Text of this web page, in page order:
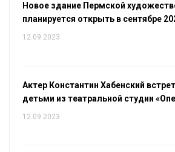
Новое здание Пермской
планируется открыть в сентябре
12.09.2023
Актер Константин Хабенский
детьми из театральной студии
12.09.2023